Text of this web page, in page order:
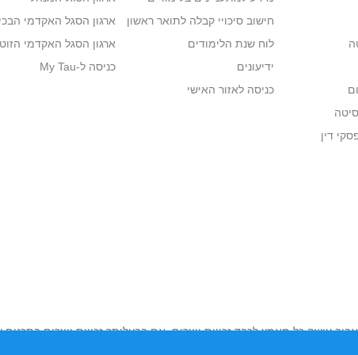
תלמידי התואר הראשון, התואר השני, התואר השלישי וסגל המרציםדין
חישוב סיכויי קבלה לתואר ראשון
לוח שנת הלימודים
ידיעונים
כניסה לאזור האישי
ארגון הסגל האקדמי
ארגון הסגל האקדמי
כניסה ל-My Tau
עושה כל מאמץ לכבד זכויות יוצרים. אם בבעלותך זכויות יוצרים
לדעתך מפר זכויות